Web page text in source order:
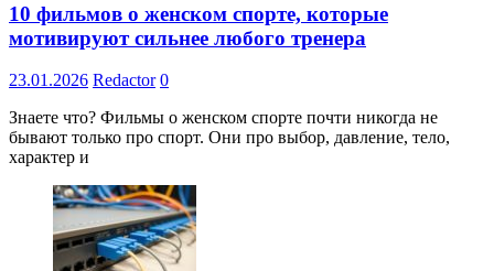
10 фильмов о женском спорте, которые
мотивируют сильнее любого тренера
23.01.2026 Redactor 0
Знаете что? Фильмы о женском спорте почти никогда не
бывают только про спорт. Они про выбор, давление, тело,
характер и